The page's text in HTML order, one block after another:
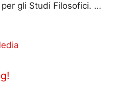
per gli Studi Filosofici. …